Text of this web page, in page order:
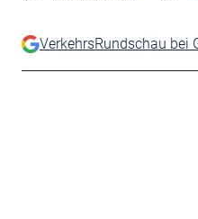
VerkehrsRundschau bei